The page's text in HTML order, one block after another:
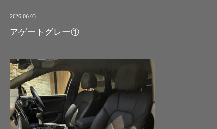
2026.06.03
アゲートグレー①